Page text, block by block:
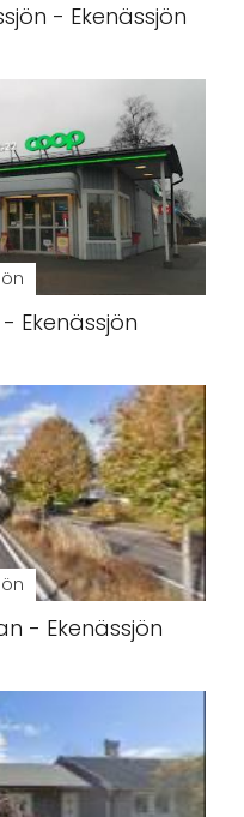
- Ekenässjön
Ekenässjön
- Ekenässjön